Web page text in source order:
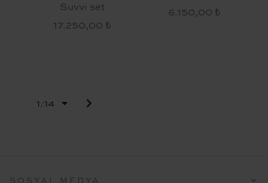
Suvvi set
17.250,00 ₺
6.150,00 ₺
1 /14
SOSYAL MEDYA